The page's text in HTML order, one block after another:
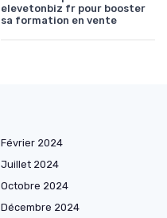
elevetonbiz fr pour booster
sa formation en vente
Février 2024
Juillet 2024
Octobre 2024
Décembre 2024